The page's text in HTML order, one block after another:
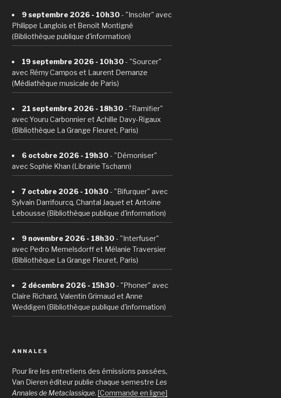
9 septembre 2026 - 10h30 - "Insoler" avec
Philippe Langlois et Benoît Montigné
(Bibliothèque publique d'information)
19 septembre 2026 - 10h30 - "Sourcer"
avec Rémy Campos et Laurent Demanze
(Médiathèque musicale de Paris)
21 septembre 2026 - 18h30 - "Ramifier"
avec Youru Carbonnier et Achille Davy-Rigaux
(Bibliothèque La Grange Fleuret, Paris)
6 octobre 2026 - 19h30 - "Démoniser"
avec Sophie Khan (Librairie Tschann)
7 octobre 2026 - 10h30 - "Bifurquer" avec
Sylvain Darrifourcq, Chantal Jaquet et Antoine
Lebousse (Bibliothèque publique d'information)
9 novembre 2026 - 18h30 - "Interfuser"
avec Pedro Memelsdorff et Mélanie Traversier
(Bibliothèque La Grange Fleuret, Paris)
2 décembre 2026 - 15h30 - "Phoner" avec
Claire Richard, Valentin Grimaud et Anne
Weddigen (Bibliothèque publique d'information)
ANNALES
Pour lire les entretiens des émissions passées,
Van Dieren éditeur publie chaque semestre Les
Annales de Metaclassique. [Commande en ligne]